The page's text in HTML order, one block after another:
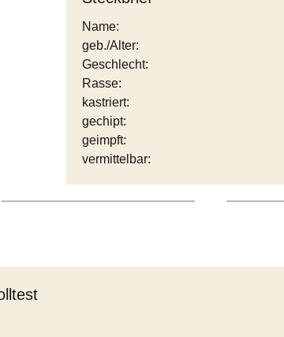
Name:
geb./Alter:
Geschlecht:
Rasse:
kastriert:
gechipt:
geimpft:
vermittelbar: